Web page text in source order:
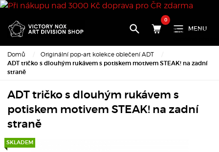
0
Produkt byl
do nákupního
MENU
Domů Originální pop-art kolekce oblečení ADT
ADT tričko s dlouhým rukávem s potiskem motivem STEAK! na zadní
straně
ADT tričko s dlouhým rukávem s
potiskem motivem STEAK! na zadní
straně
SKLADEM